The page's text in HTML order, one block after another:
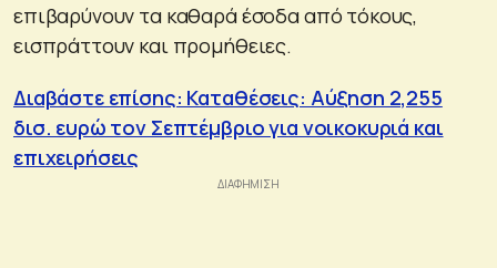
επιβαρύνουν τα καθαρά έσοδα από τόκους,
εισπράττουν και προμήθειες.
Διαβάστε επίσης: Καταθέσεις: Αύξηση 2,255
δισ. ευρώ τον Σεπτέμβριο για νοικοκυριά και
επιχειρήσεις